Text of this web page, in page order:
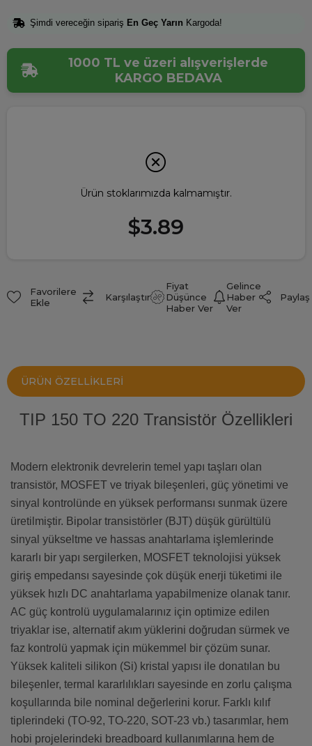
Şimdi vereceğin sipariş En Geç Yarın Kargoda!
1000 TL ve üzeri alışverişlerde
KARGO BEDAVA
Ürün stoklarımızda kalmamıştır.
$3.89
Favorilere
Ekle
Karşılaştır
Fiyat
Düşünce
Haber Ver
Gelince
Haber
Ver
Paylaş
ÜRÜN ÖZELLIKLERI
TIP 150 TO 220 Transistör Özellikleri
Modern elektronik devrelerin temel yapı taşları olan
transistör, MOSFET ve triyak bileşenleri, güç yönetimi ve
sinyal kontrolünde en yüksek performansı sunmak üzere
üretilmiştir. Bipolar transistörler (BJT) düşük gürültülü
sinyal yükseltme ve hassas anahtarlama işlemlerinde
kararlı bir yapı sergilerken, MOSFET teknolojisi yüksek
giriş empedansı sayesinde çok düşük enerji tüketimi ile
yüksek hızlı DC anahtarlama yapabilmenize olanak tanır.
AC güç kontrolü uygulamalarınız için optimize edilen
triyaklar ise, alternatif akım yüklerini doğrudan sürmek ve
faz kontrolü yapmak için mükemmel bir çözüm sunar.
Yüksek kaliteli silikon (Si) kristal yapısı ile donatılan bu
bileşenler, termal kararlılıkları sayesinde en zorlu çalışma
koşullarında bile nominal değerlerini korur. Farklı kılıf
tiplerindeki (TO-92, TO-220, SOT-23 vb.) tasarımlar, hem
hobi projelerindeki breadboard kullanımlarına hem de